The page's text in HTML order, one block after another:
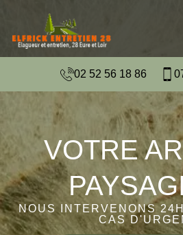
02 52 56 18 86
VOTRE
NOUS INTERVENONS
CAS